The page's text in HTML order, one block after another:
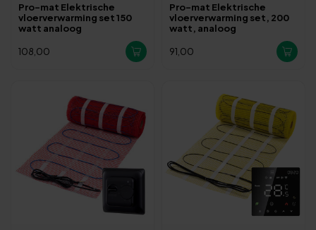
Pro-mat Elektrische
vloerverwarming set 150
watt analoog
108,00
Pro-mat Elektrische
vloerverwarming set, 200
watt, analoog
91,00